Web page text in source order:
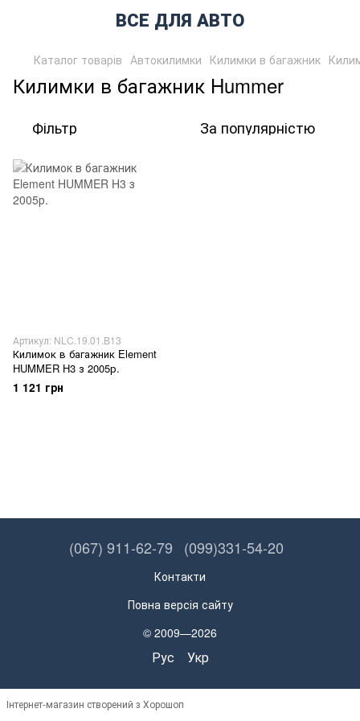
ВСЕ ДЛЯ АВТО
Каталог товарів Автокилимки Килимки в багажник
Килимки в багажник Hummer
Фільтр За популярністю
Артикул: NLC.19.01.B13
Килимок в багажник Element
HUMMER H3 з 2005р.
1 121 грн
(067) 911-62-79 (099)331-54-20
Контакти
Повна версія сайту
© 2009—2026
Рус Укр
Інтернет-магазин створений з Хорошоп